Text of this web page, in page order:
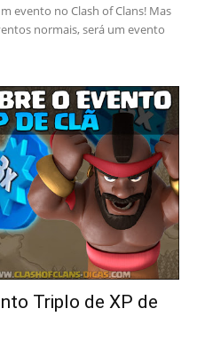
evento no Clash of Clans! Mas
normais, será um evento
Triplo de XP de